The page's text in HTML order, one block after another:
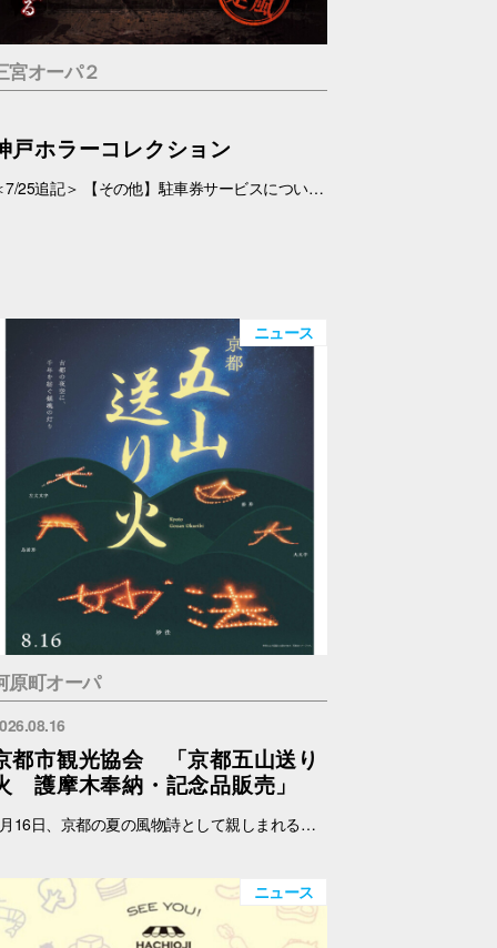
宮オーパ２
戸ホラーコレクション
＜7/25追記＞ 【その他】駐車券サービスについて、 対象外となっておりましたが、7/26(日)より、対象とさせていただきます。 ＜7/19追記＞ お化け屋敷の制作・プロデュース#エスプランニング が手掛ける本格お化け屋敷。 このお化け屋敷の主人公はあなたです。足を踏み入れてはいけない村に迷い込んだあなたの運命は…繋がる４つのストーリー 1.ルーム型「タブー」 友達を探している最中に、見つけた村を訪れたあなたの運命は…歩き回らないルーム型お化け屋敷です。狭い部屋内で繰り広げられる数々の恐怖体験… 2.暗闇型「ダークネス」 逃げた場所は、何も見えない闇… だが確実にあの化け物は私を追ってきている。手の感触を頼りに暗闇の中を進んで行く。暗闇に潜む化け物とは… 3.ウォークスルー型「ヴィレッジ」 暗闇を抜けてもまだ家の中だった…この家から外に出ろ！歩いて回る王道のお化け屋敷。とにかく前へ進み続けるしかない。 4.サウンド型「ドールズ」 私はあの化け物に見つからないように隠れた。私を探しているのは、あの化け物だけではない。ヘッドフォンだけで聞く恐怖。 【日程】 7/11(土)・7/12(日)、7/18(土)～9/23(水・祝) 【時間】 11:00～20:00(最終受付 19:30) 【場所】 5F 特設会場 【料金】 １.タブー 税込1,200円 ２.ダークネス 税込1,200円 ３.ヴィレッジ 税込1,500円 ４.ドールズ 税込1,200円 １～４セット券 税込4,500円 【その他】 ・入場券は会場のみでの販売となります。 ・お支払いは現金・PayPay（但しPayPayは7/18以降対応可能見込み） ・6才未満のお子さま、妊婦の方、アルコールを摂取されてる方は入場はご遠慮下さい。 ・駐車券サービスは対象外とさせていただきます。➡※7/26(日)より、対象となりました。
ニュース
原町オーパ
都市観光協会 「京都五山送り
護摩木奉納・記念品販売」
8月16日、京都の夏の風物詩として親しまれる京都五山送り火が執り行われます。 京都市観光協会では、伝統あるこの行事をより多くの人に知ってもらい、身近に触れていただくため、五山送り火をモチーフにしたオリジナルの扇子、記念符、手ぬぐい及び五山共通護摩木を制作・販売します。 また、各山の点火時に用いられる護摩木を受付し、各山に奉納します。 これらの販売における売上の一部は、五山送り火行事の保存・継承のために役立てられます。 日時：8月14日(金)～15日(土) 11:00～17:00 場所：メインエントランス横 店頭スペース（サマンサタバサ前） 内容：五山共通護摩木奉納、記念品販売 ※なくなり次第終了 ※奉納する山はご指定いただけません。 護摩木奉納・記念品販売に関する詳細およびお問い合わせは、下記ホームページをご覧ください。 京都市観光協会 https://www.kyokanko.or.jp/news/20260731_1/ 京都観光Navi https://ja.kyoto.travel/event/major/okuribi/
ニュース